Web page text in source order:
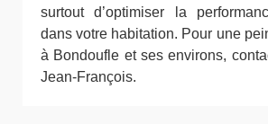
surtout d’optimiser la
dans votre habitation. Pour une
à Bondoufle et ses environs,
Jean-François.